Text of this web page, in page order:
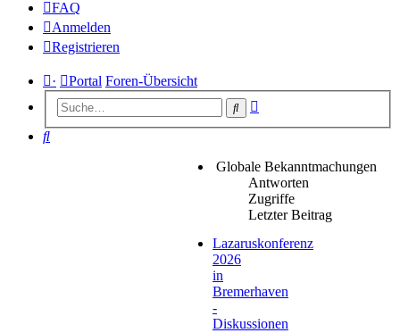
FAQ
Anmelden
Registrieren
· Portal Foren-Übersicht
Suche
Suche
Globale Bekanntmachungen
Antworten
Zugriffe
Letzter Beitrag
Lazaruskonferenz
2026
in
Bremerhaven
-
Diskussionen